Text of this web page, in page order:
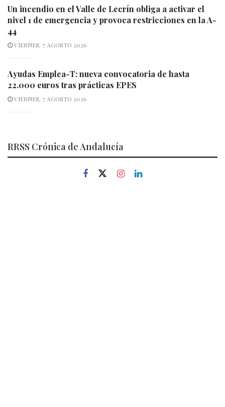
Un incendio en el Valle de Lecrín obliga a activar el
nivel 1 de emergencia y provoca restricciones en la A-
44
VIERNES, 7 AGOSTO 2026
Ayudas Emplea-T: nueva convocatoria de hasta
22.000 euros tras prácticas EPES
VIERNES, 7 AGOSTO 2026
RRSS Crónica de Andalucía